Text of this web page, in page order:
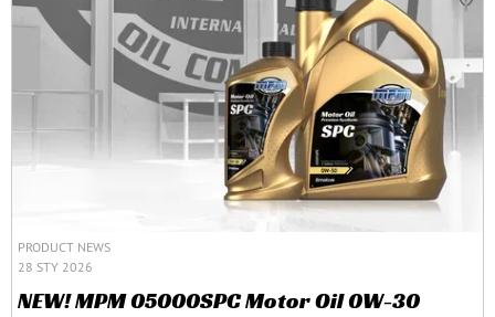
PRODUCT NEWS
28 STY 2026
NEW! MPM 05000SPC Motor Oil 0W-30